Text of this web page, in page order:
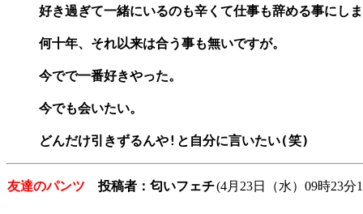
好き過ぎて一緒にいるのも辛くて仕事も辞める事に
何十年、それ以来は合う事も無いですが。
今でで一番好きやった。
今でも会いたい。
どんだけ引きずるんや!と自分に言いたい(笑)
友達のパンツ 投稿者：匂いフェチ(4月23日（水）09時23分